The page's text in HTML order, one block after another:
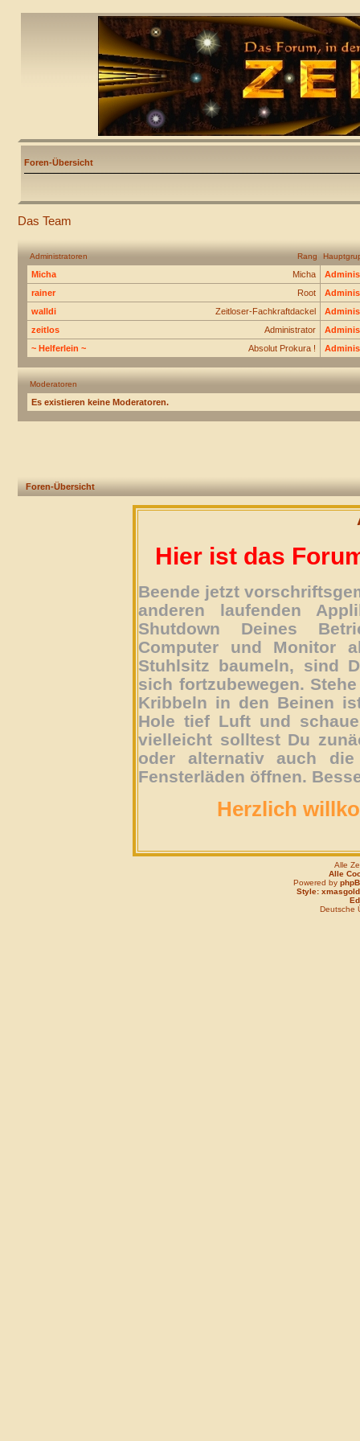
Foren-Übersicht
Das Team
Rang
Administratoren
Micha
Micha
Root
rainer
Zeitloser-Fachkraftdackel
walldi
Administrator
zeitlos
Absolut Prokura !
~ Helferlein ~
Moderatoren
Es existieren keine Moderatoren.
Foren-Übersicht
Hier ist das
Beende jetzt
anderen laufenden
Shutdown Deines
Computer und Monitor
Stuhlsitz baumeln, sind
sich fortzubewegen.
Kribbeln in den Beinen
Hole tief Luft und
vielleicht solltest Du
oder alternativ auch
Fensterläden öffnen.
Herzlich
Alle
Alle
Powered by
Style: xmasgold
Deutsche